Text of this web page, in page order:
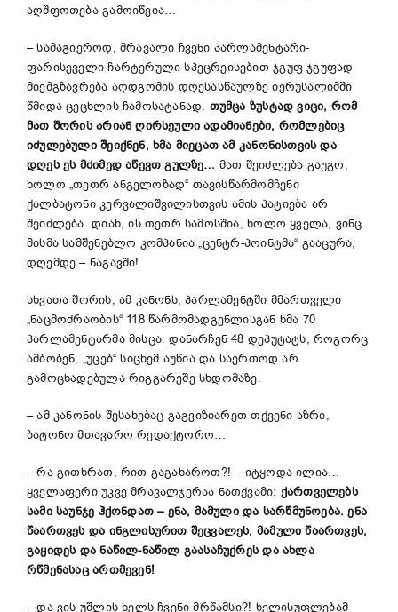
აღშფოთება გამოიწვია…
– სამაგიეროდ, მრავალი ჩვენი პარლამენტარი-
ფარისეველი ჩარტერული სპეცრეისებით ჯგუფ-ჯგუფად
მიემგზავრება აღდგომის დღესასწაულზე იერუსალიმში
წმიდა ცეცხლის ჩამოსატანად. თუმცა ზუსტად ვიცი, რომ
მათ შორის არიან ღირსეული ადამიანები, რომლებიც
იძულებული შეიქნენ, ხმა მიეცათ ამ კანონისთვის და
დღეს ეს მძიმედ აწევთ გულზე… მათ შეიძლება გაუგო,
ხოლო „თეთრ ანგელოზად“ თავისწარმომჩენი
ქალბატონი კერვალიშვილისთვის ამის პატიება არ
შეიძლება. დიახ, ის თეთრ სამოსშია, ხოლო ყველა, ვინც
მისმა სამშენებლო კომპანია „ცენტრ-პოინტმა“ გააცურა,
დღემდე – ნაგავში!
სხვათა შორის, ამ კანონს, პარლამენტში მმართველი
„ნაცმოძრაობის“ 118 წარმომადგენლისგან ხმა 70
პარლამენტარმა მისცა. დანარჩენ 48 დეპუტატს, როგორც
ამბობენ, „უცებ“ სიცხემ აუწია და საერთოდ არ
გამოცხადებულა რიგგარეშე სხდომაზე.
– ამ კანონის შესახებაც გაგვიზიარეთ თქვენი აზრი,
ბატონო მთავარო რედაქტორო…
– რა გითხრათ, რით გაგახაროთ?! – იტყოდა ილია…
ყველაფერი უკვე მრავალჯერაა ნათქვამი: ქართველებს
სამი საუნჯე ჰქონდათ – ენა, მამული და სარწმუნოება. ენა
წაართვეს და ინგლისურით შეცვალეს, მამული წაართვეს,
გაყიდეს და ნაწილ-ნაწილ გაასაჩუქრეს და ახლა
რწმენასაც ართმევენ!
– და ვის უშლის ხელს ჩვენი მრწამსი?! ხელისუფლებამ